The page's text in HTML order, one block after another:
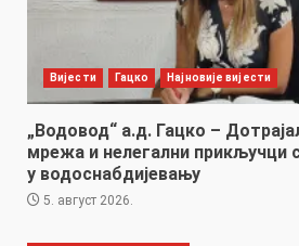
Вијести Гацко Најновије вијести
„Водовод“ а.д. Гацко –
мрежа и нелегални прикључци
у водоснабдијевању
5. август 2026.